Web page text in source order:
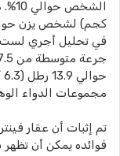
كجم) لشخص يزن حوالي 200 رطل
في تحليل أجري لست
مجموعات الدواء
تم إثبات أن عقار
فوائده يمكن أن